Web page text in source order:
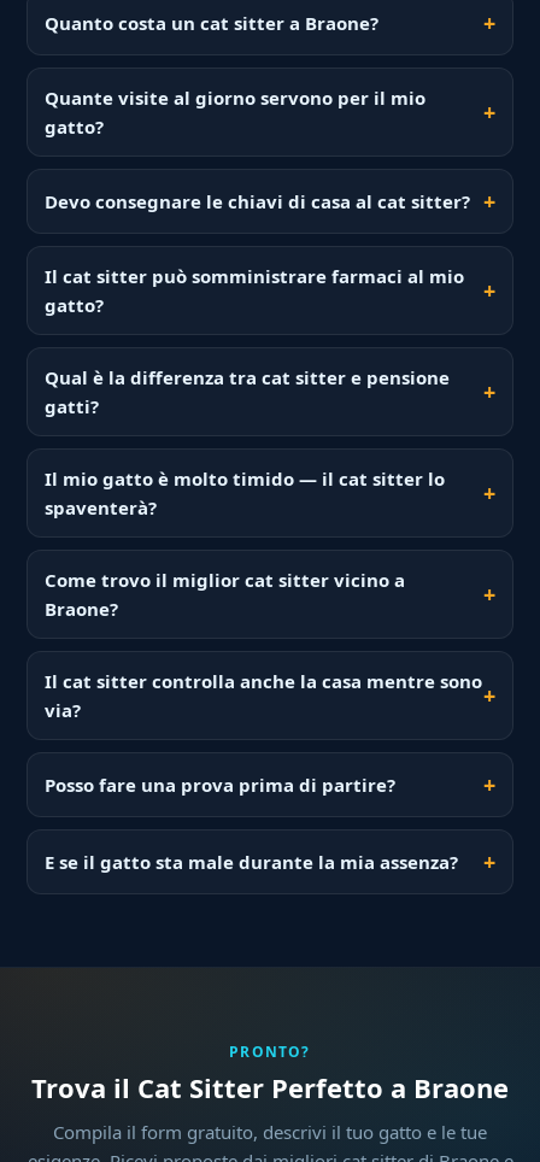
Quanto costa un cat sitter a Braone?
Quante visite al giorno servono per il mio
gatto?
Devo consegnare le chiavi di casa al cat sitter?
Il cat sitter può somministrare farmaci al mio
gatto?
Qual è la differenza tra cat sitter e pensione
gatti?
Il mio gatto è molto timido — il cat sitter lo
spaventerà?
Come trovo il miglior cat sitter vicino a
Braone?
Il cat sitter controlla anche la casa mentre sono
via?
Posso fare una prova prima di partire?
E se il gatto sta male durante la mia assenza?
PRONTO?
Trova il Cat Sitter Perfetto a Braone
Compila il form gratuito, descrivi il tuo gatto e le tue